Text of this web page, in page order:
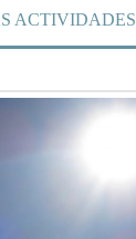
ACTIVIDADES